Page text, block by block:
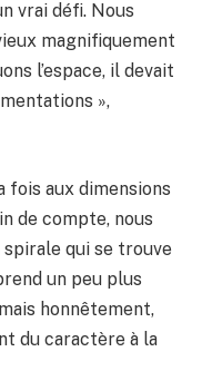
vrai défi. Nous
magnifiquement
l’espace, il devait
»,
fois aux dimensions
de compte, nous
qui se trouve
un peu plus
honnêtement,
du caractère à la